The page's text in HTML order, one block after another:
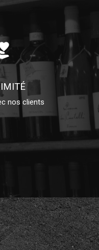
nos clients